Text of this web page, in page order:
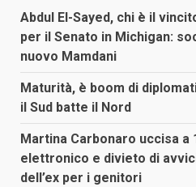
Abdul El-Sayed, chi è il
per il Senato in Michigan:
nuovo Mamdani
Maturità, è boom di
il Sud batte il Nord
Martina Carbonaro uccisa a
elettronico e divieto di
dell’ex per i genitori